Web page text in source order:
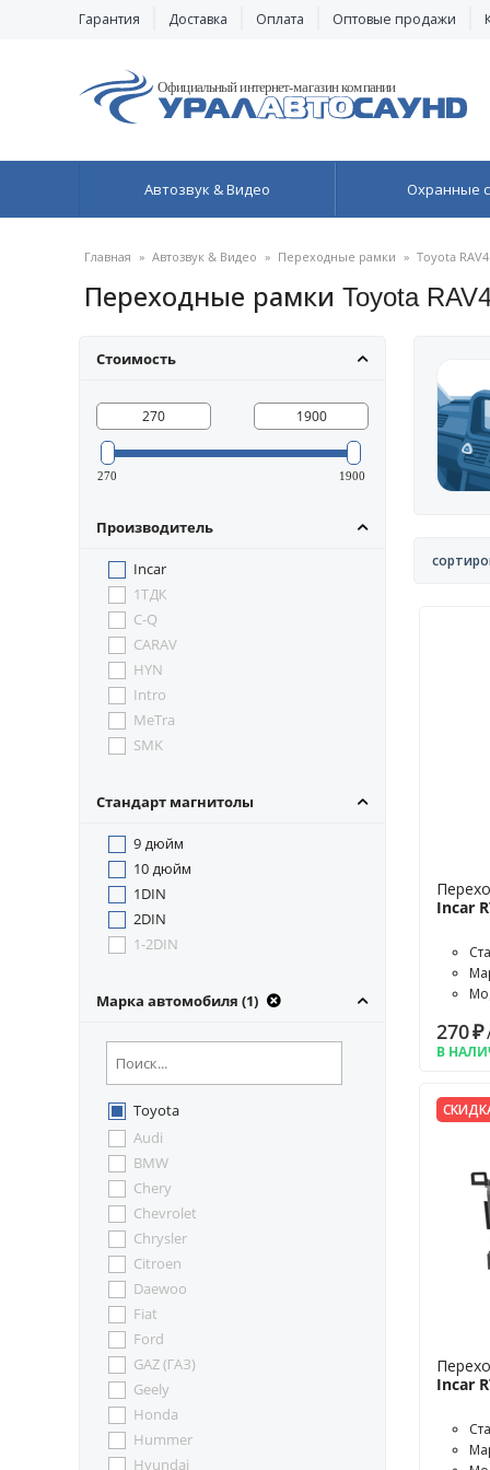
Гарантия Доставка Оплата Оптовые продажи
Автозвук & Видео Охранные
Главная » Автозвук & Видео » Переходные рамки » Toyota RAV4
Переходные рамки Toyota
Стоимость
270 1900
Производитель
Incar
1ТДК
C-Q
CARAV
HYN
Intro
MeTra
SMK
Стандарт магнитолы
9 дюйм
10 дюйм
1DIN
2DIN
1-2DIN
Марка автомобиля (1)
Toyota
Audi
BMW
Chery
Chevrolet
Chrysler
Citroen
Daewoo
Fiat
Ford
GAZ (ГАЗ)
Geely
Honda
Hummer
Hyundai
Incar
270₽
В
Incar